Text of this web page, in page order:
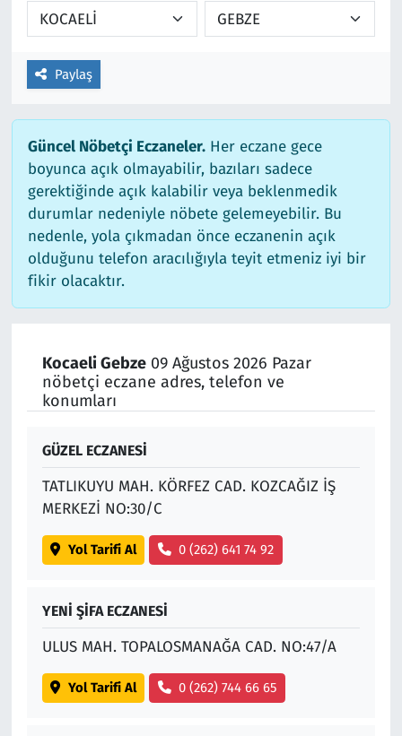
Paylaş
Güncel Nöbetçi Eczaneler.Her eczane gece
boyunca açık olmayabilir, bazıları sadece
gerektiğinde açık kalabilir veya beklenmedik
durumlar nedeniyle nöbete gelemeyebilir. Bu
nedenle, yola çıkmadan önce eczanenin açık
olduğunu telefon aracılığıyla teyit etmeniz iyi bir
fikir olacaktır.
Kocaeli Gebze09 Ağustos 2026 Pazar
nöbetçi eczane adres, telefon ve
konumları
GÜZEL ECZANESİ
TATLIKUYU MAH. KÖRFEZ CAD. KOZCAĞIZ İŞ
MERKEZİ NO:30/C
Yol Tarifi Al 0 (262) 641 74 92
YENİ ŞİFA ECZANESİ
ULUS MAH. TOPALOSMANAĞA CAD. NO:47/A
Yol Tarifi Al 0 (262) 744 66 65